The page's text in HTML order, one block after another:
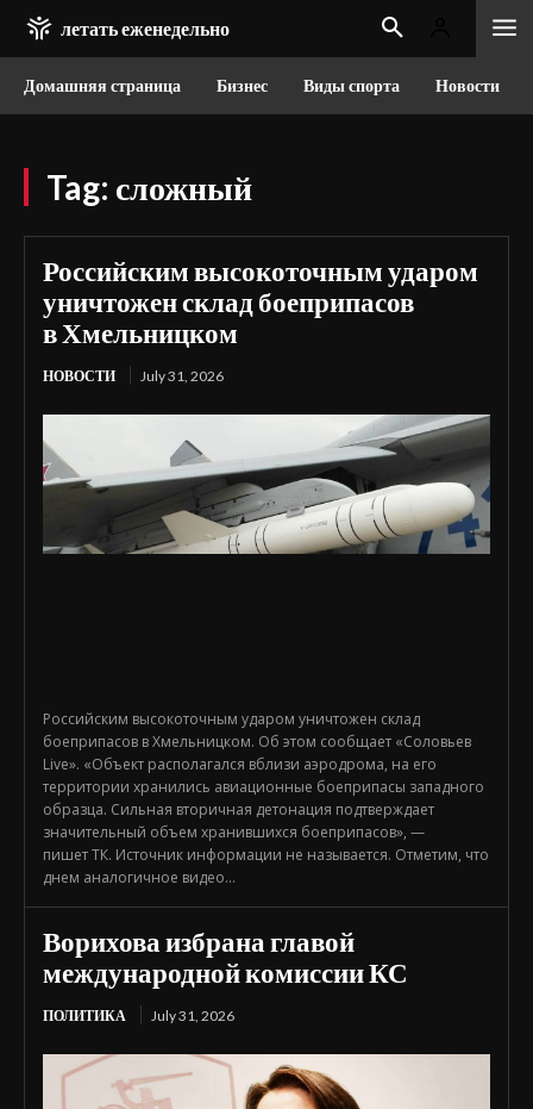
летать еженедельно
Домашняя страница Бизнес Виды спорта Новости
Tag: сложный
Российским высокоточным ударом
уничтожен склад боеприпасов
в Хмельницком
НОВОСТИ July 31, 2026
Российским высокоточным ударом уничтожен склад
боеприпасов в Хмельницком. Об этом сообщает «Соловьев
Live». «Объект располагался вблизи аэродрома, на его
территории хранились авиационные боеприпасы западного
образца. Сильная вторичная детонация подтверждает
значительный объем хранившихся боеприпасов», —
пишет ТК. Источник информации не называется. Отметим, что
днем аналогичное видео...
Ворихова избрана главой
международной комиссии КС
ПОЛИТИКА July 31, 2026